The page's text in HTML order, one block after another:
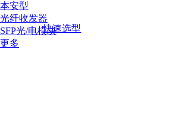
本安型
光纤收发器
SFP光/电模块
更多
扩充以太网接口，实现网口设备互联
快速选型